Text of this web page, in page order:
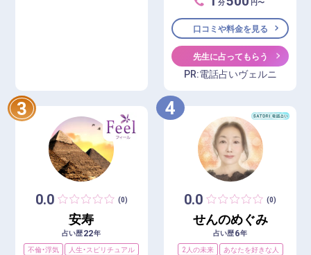
口コミや料金を見る
先生に占ってもらう
PR:電話占いヴェルニ
3
0.0 (0)
安寿
占い歴22年
不倫・浮気
人生・スピリチュアル
4
0.0 (0)
せんのめぐみ
占い歴6年
2人の未来
あなたを好きな人